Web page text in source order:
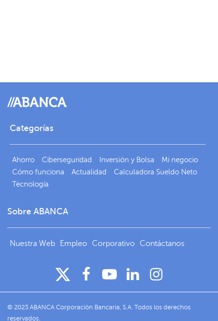
Categorías
Ahorro Ciberseguridad Inversión y Bolsa
Mi negocio
Cómo funciona
Actualidad
Calculadora Sueldo Neto
Tecnología
Sobre ABANCA
Nuestra Web Empleo Corporativo Contáctanos
© 2023 ABANCA Corporación Bancaria, S.A. Todos los derechos
reservados.